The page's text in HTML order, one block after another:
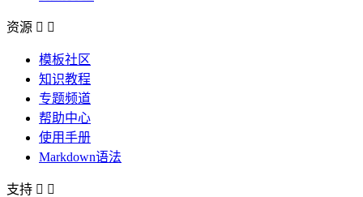
资源  
模板社区
知识教程
专题频道
帮助中心
使用手册
Markdown语法
支持  